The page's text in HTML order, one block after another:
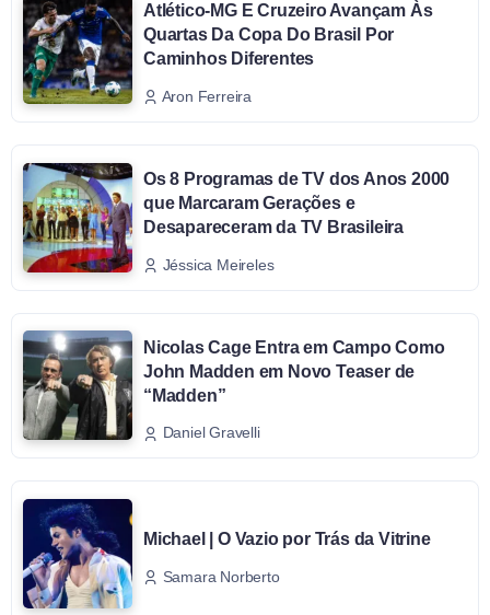
Atlético-MG E Cruzeiro Avançam Às
Quartas Da Copa Do Brasil Por
Caminhos Diferentes
Aron Ferreira
Os 8 Programas de TV dos Anos 2000
que Marcaram Gerações e
Desapareceram da TV Brasileira
Jéssica Meireles
Nicolas Cage Entra em Campo Como
John Madden em Novo Teaser de
“Madden”
Daniel Gravelli
Michael | O Vazio por Trás da Vitrine
Samara Norberto